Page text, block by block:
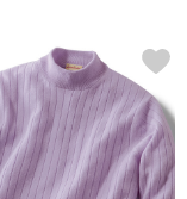
ワイド･ガウチ
レギンス／ス